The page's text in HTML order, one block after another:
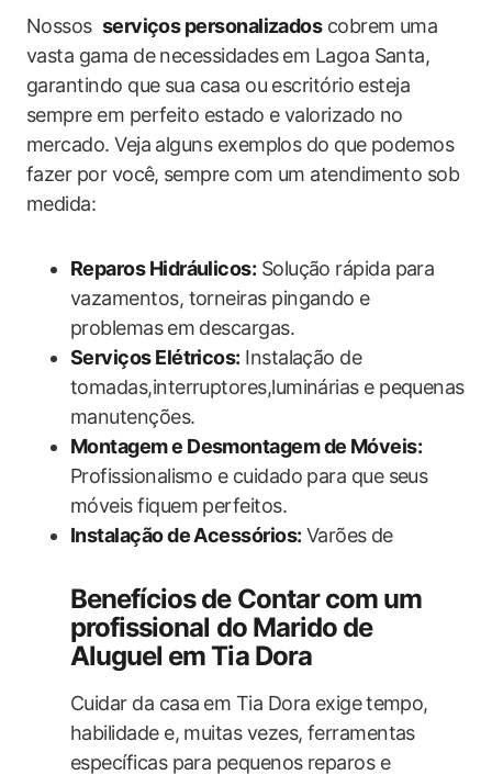
Nossos ‌ serviços personalizadoscobrem uma
vasta gama de necessidades em Lagoa Santa,
garantindo que sua casa ou escritório esteja
sempre em perfeito estado e valorizado ‌no
mercado. Veja alguns exemplos do que podemos
fazer por você,⁣ sempre com um‍ atendimento sob
medida:
Reparos Hidráulicos: Solução rápida para
vazamentos, torneiras pingando e
problemas ⁣em descargas.
Serviços‍ Elétricos: Instalação de
tomadas,interruptores,luminárias e pequenas
manutenções.
Montagem e‍ Desmontagem de Móveis:
Profissionalismo e cuidado para que seus
móveis fiquem perfeitos.
Instalação de Acessórios: Varões ⁤de
Benefícios de Contar com um
profissional do Marido de
Aluguel em Tia Dora
Cuidar ‌da casa⁢ em Tia Dora exige ⁢tempo,
habilidade e, muitas vezes, ferramentas
específicas para pequenos reparos e